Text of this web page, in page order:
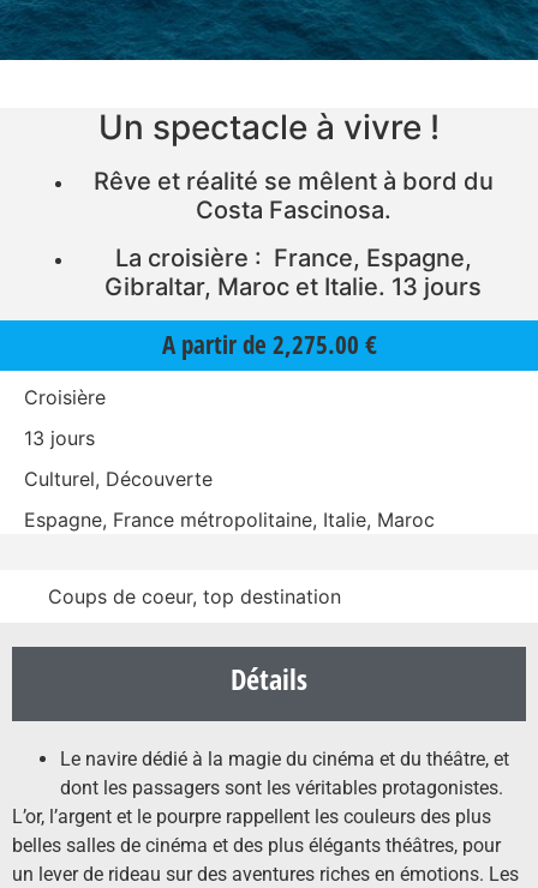
Un spectacle à vivre !
Rêve et réalité se mêlent à bord du
Costa Fascinosa.
La croisière : France, Espagne,
Gibraltar, Maroc et Italie. 13 jours
A partir de 2,275.00 €
Croisière
13 jours
Culturel, Découverte
Espagne, France métropolitaine, Italie, Maroc
Coups de coeur, top destination
Détails
Le navire dédié à la magie du cinéma et du théâtre, et
dont les passagers sont les véritables protagonistes.
L’or, l’argent et le pourpre rappellent les couleurs des plus
belles salles de cinéma et des plus élégants théâtres, pour
un lever de rideau sur des aventures riches en émotions. Les